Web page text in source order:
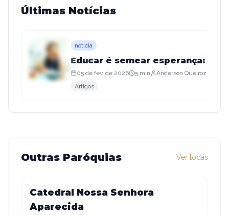
Últimas Notícias
noticia
Educar é semear esperança: o
05 de fev. de 2026 5 min
Anderson Queiroz
Artigos
Outras Paróquias Ver todas
Cascavel - Centro
Catedral Nossa Senhora
Aparecida